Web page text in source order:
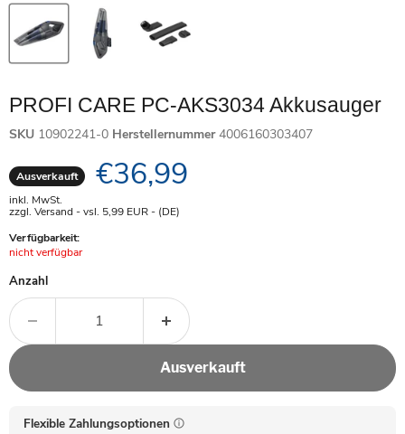
PROFI CARE PC-AKS3034 Akkusauger
SKU 10902241-0 Herstellernummer 4006160303407
Ausverkauft Aktueller Preis
€36,99
inkl. MwSt.
zzgl. Versand - vsl. 5,99 EUR- (DE)
Verfügbarkeit:
Achtung:
nicht verfügbar
Anzahl
Ausverkauft
Flexible Zahlungsoptionen